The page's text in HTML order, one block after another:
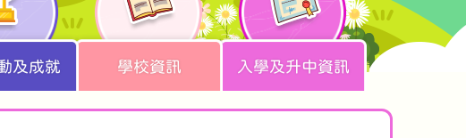
及成就 學校資訊 入學及升中資訊